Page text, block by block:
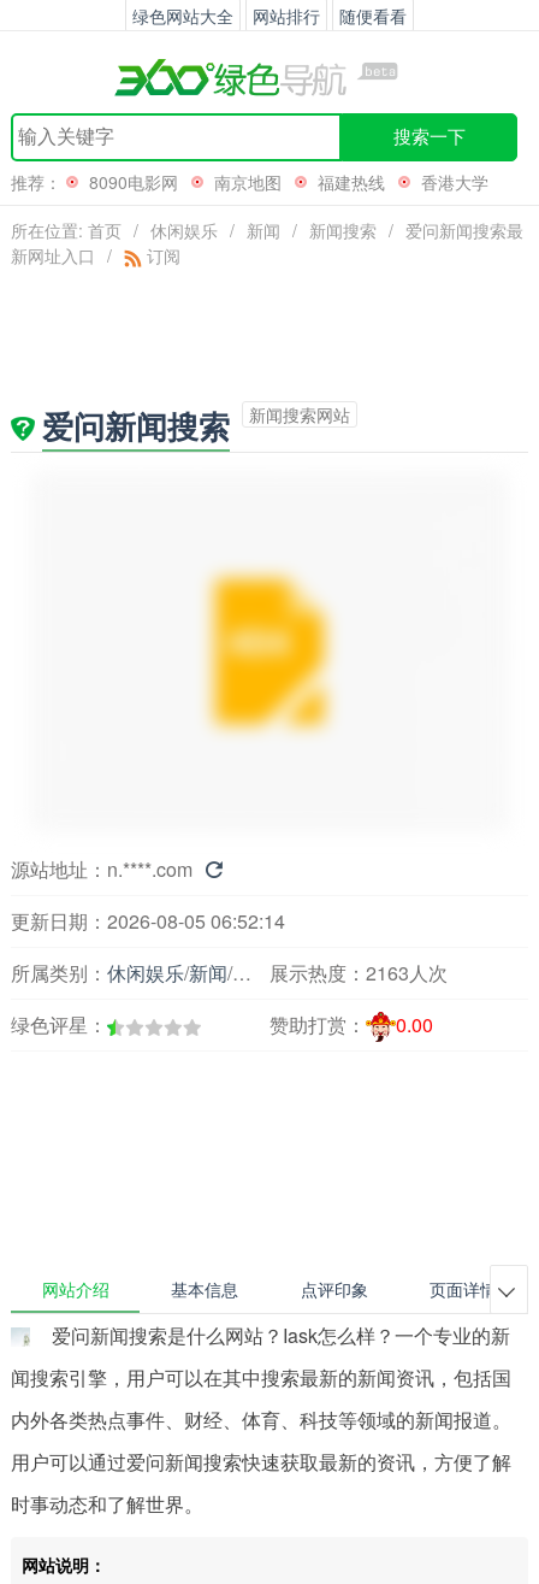
绿色网站大全 网站排行 随便看看
搜索一下
推荐： 8090电影网 南京地图 福建热线
香港大学
所在位置: 首页 / 休闲娱乐 / 新闻 / 新闻搜索 / 爱问新闻搜索最
新网址入口 / 订阅
爱问新闻搜索 新闻搜索网站
源站地址： n.****.com 
更新日期：2026-08-05 06:52:14
所属类别： 休闲娱乐/新闻/新闻搜索展示热度： 2163人次
绿色评星：
赞助打赏： 0.00
网站介绍 基本信息 点评印象 页面详情 
爱问新闻搜索是什么网站？Iask怎么样？一个专业的新
闻搜索引擎，用户可以在其中搜索最新的新闻资讯，包括国
内外各类热点事件、财经、体育、科技等领域的新闻报道。
用户可以通过爱问新闻搜索快速获取最新的资讯，方便了解
时事动态和了解世界。
网站说明：